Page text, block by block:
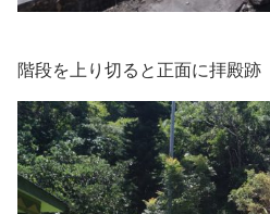
階段を上り切ると正面に拝殿跡